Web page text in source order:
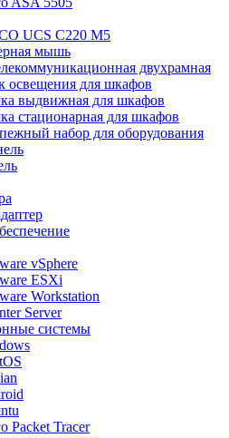
UCS C220 M5
мышь
двухрамная
освещения для шкафов
выдвижная для шкафов
стационарная для шкафов
набор для оборудования
vSphere
ESXi
Workstation
Server
системы
Packet Tracer